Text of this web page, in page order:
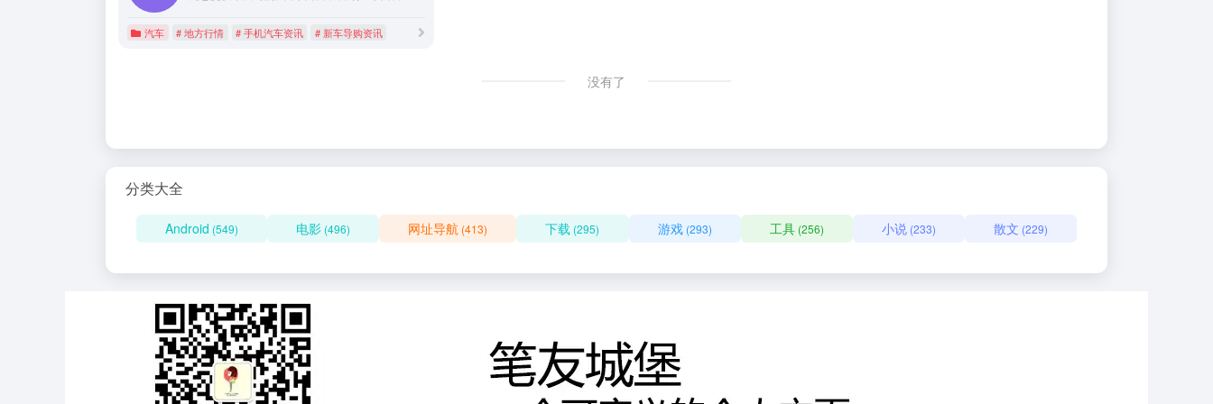
汽车 # 地方行情 # 手机汽车资讯 # 新车导购资讯
没有了
分类大全
Android (549) 电影 (496) 网址导航 (413) 下载 (295) 游戏(293) 工具(256) 小说(233) 散文 (229)